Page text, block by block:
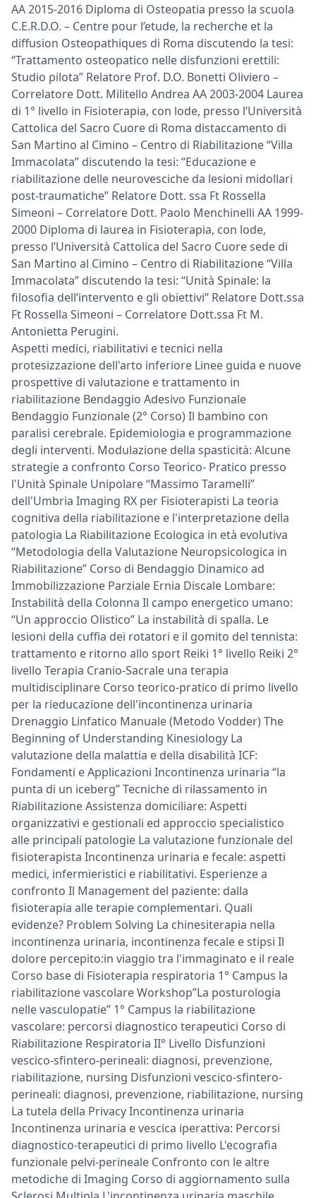
AA 2015-2016 Diploma di Osteopatia presso la scuola
C.E.R.D.O. – Centre pour l’etude, la recherche et la
diffusion Osteopathiques di Roma discutendo la tesi:
“Trattamento osteopatico nelle disfunzioni erettili:
Studio pilota” Relatore Prof. D.O. Bonetti Oliviero –
Correlatore Dott. Militello Andrea AA 2003-2004 Laurea
di 1° livello in Fisioterapia, con lode, presso l’Università
Cattolica del Sacro Cuore di Roma distaccamento di
San Martino al Cimino – Centro di Riabilitazione “Villa
Immacolata” discutendo la tesi: “Educazione e
riabilitazione delle neurovesciche da lesioni midollari
post-traumatiche” Relatore Dott. ssa Ft Rossella
Simeoni – Correlatore Dott. Paolo Menchinelli AA 1999-
2000 Diploma di laurea in Fisioterapia, con lode,
presso l’Università Cattolica del Sacro Cuore sede di
San Martino al Cimino – Centro di Riabilitazione “Villa
Immacolata” discutendo la tesi: “Unità Spinale: la
filosofia dell’intervento e gli obiettivi” Relatore Dott.ssa
Ft Rossella Simeoni – Correlatore Dott.ssa Ft M.
Antonietta Perugini.
Aspetti medici, riabilitativi e tecnici nella
protesizzazione dell'arto inferiore Linee guida e nuove
prospettive di valutazione e trattamento in
riabilitazione Bendaggio Adesivo Funzionale
Bendaggio Funzionale (2° Corso) Il bambino con
paralisi cerebrale. Epidemiologia e programmazione
degli interventi. Modulazione della spasticità: Alcune
strategie a confronto Corso Teorico- Pratico presso
l'Unità Spinale Unipolare “Massimo Taramelli”
dell'Umbria Imaging RX per Fisioterapisti La teoria
cognitiva della riabilitazione e l'interpretazione della
patologia La Riabilitazione Ecologica in età evolutiva
“Metodologia della Valutazione Neuropsicologica in
Riabilitazione” Corso di Bendaggio Dinamico ad
Immobilizzazione Parziale Ernia Discale Lombare:
Instabilità della Colonna Il campo energetico umano:
“Un approccio Olistico” La instabilità di spalla. Le
lesioni della cuffia dei rotatori e il gomito del tennista:
trattamento e ritorno allo sport Reiki 1° livello Reiki 2°
livello Terapia Cranio-Sacrale una terapia
multidisciplinare Corso teorico-pratico di primo livello
per la rieducazione dell'incontinenza urinaria
Drenaggio Linfatico Manuale (Metodo Vodder) The
Beginning of Understanding Kinesiology La
valutazione della malattia e della disabilità ICF:
Fondamenti e Applicazioni Incontinenza urinaria “la
punta di un iceberg” Tecniche di rilassamento in
Riabilitazione Assistenza domiciliare: Aspetti
organizzativi e gestionali ed approccio specialistico
alle principali patologie La valutazione funzionale del
fisioterapista Incontinenza urinaria e fecale: aspetti
medici, infermieristici e riabilitativi. Esperienze a
confronto Il Management del paziente: dalla
fisioterapia alle terapie complementari. Quali
evidenze? Problem Solving La chinesiterapia nella
incontinenza urinaria, incontinenza fecale e stipsi Il
dolore percepito:in viaggio tra l'immaginato e il reale
Corso base di Fisioterapia respiratoria 1° Campus la
riabilitazione vascolare Workshop”La posturologia
nelle vasculopatie” 1° Campus la riabilitazione
vascolare: percorsi diagnostico terapeutici Corso di
Riabilitazione Respiratoria II° Livello Disfunzioni
vescico-sfintero-perineali: diagnosi, prevenzione,
riabilitazione, nursing Disfunzioni vescico-sfintero-
perineali: diagnosi, prevenzione, riabilitazione, nursing
La tutela della Privacy Incontinenza urinaria
Incontinenza urinaria e vescica iperattiva: Percorsi
diagnostico-terapeutici di primo livello L'ecografia
funzionale pelvi-perineale Confronto con le altre
metodiche di Imaging Corso di aggiornamento sulla